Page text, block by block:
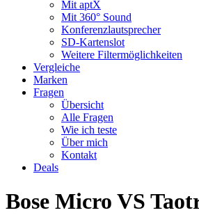
Mit aptX
Mit 360° Sound
Konferenzlautsprecher
SD-Kartenslot
Weitere Filtermöglichkeiten
Vergleiche
Marken
Fragen
Übersicht
Alle Fragen
Wie ich teste
Über mich
Kontakt
Deals
Bose Micro VS